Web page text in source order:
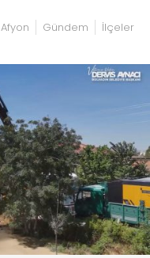
Afyon Gündem İlçeler